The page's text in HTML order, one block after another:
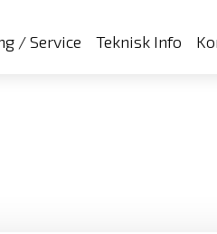
/ Service Teknisk Info